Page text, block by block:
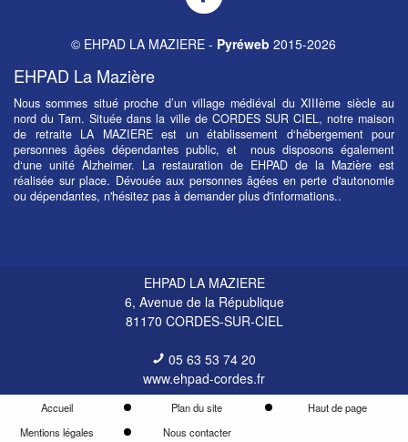
sur
© EHPAD LA MAZIERE - Pyréweb 2015-2026
EHPAD La Mazière
Nous sommes situé proche d’un village médiéval du XIIIème siècle au
nord du Tarn. Située dans la ville de CORDES SUR CIEL, notre maison
de retraite LA MAZIERE est un établissement d‘hébergement pour
personnes âgées dépendantes public, et nous disposons également
d‘une unité Alzheimer. La restauration de EHPAD de la Mazière est
réalisée sur place. Dévouée aux personnes âgées en perte d'autonomie
ou dépendantes, n'hésitez pas à demander plus d'informations..
EHPAD LA MAZIERE
6, Avenue de la République
81170 CORDES-SUR-CIEL
05 63 53 74 20
www.ehpad-cordes.fr
Accueil Plan du site
Haut de page
Mentions légales
Nous contacter